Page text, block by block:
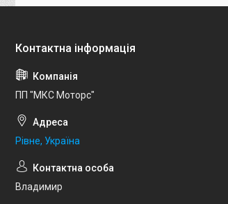
ПП "МКС Моторс"
Рівне, Україна
Владимир